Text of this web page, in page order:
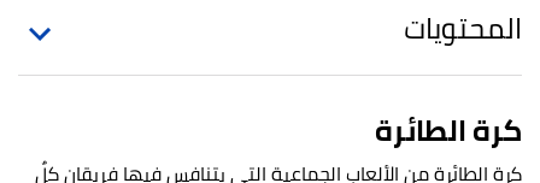
المحتويات
كرة الطائرة
كرة الطائرة من الألعاب الجماعية التي يتنافس فيها فريقان كلٌ